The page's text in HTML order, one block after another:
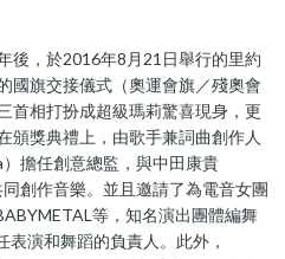
後，於2016年8月21日舉行的里約
國旗交接儀式（奧運會旗／殘奧會
首相打扮成超級瑪莉驚喜現身，更
頒獎典禮上，由歌手兼詞曲創作人
擔任創意總監，與中田康貴
同創作音樂。並且邀請了為電音女團
等，知名演出團體編舞
演和舞蹈的負責人。此外，